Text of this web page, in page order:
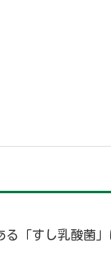
る「すし乳酸菌